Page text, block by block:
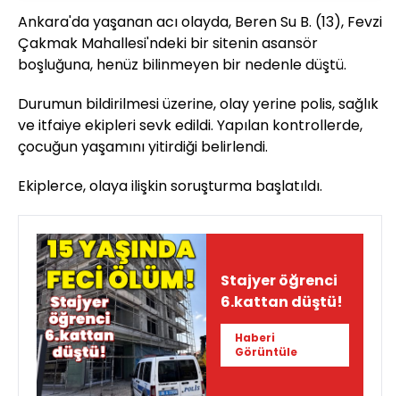
Ankara'da yaşanan acı olayda, Beren Su B. (13), Fevzi
Çakmak Mahallesi'ndeki bir sitenin asansör
boşluğuna, henüz bilinmeyen bir nedenle düştü.
Durumun bildirilmesi üzerine, olay yerine polis, sağlık
ve itfaiye ekipleri sevk edildi. Yapılan kontrollerde,
çocuğun yaşamını yitirdiği belirlendi.
Ekiplerce, olaya ilişkin soruşturma başlatıldı.
Stajyer öğrenci
6.kattan düştü!
Haberi
Görüntüle